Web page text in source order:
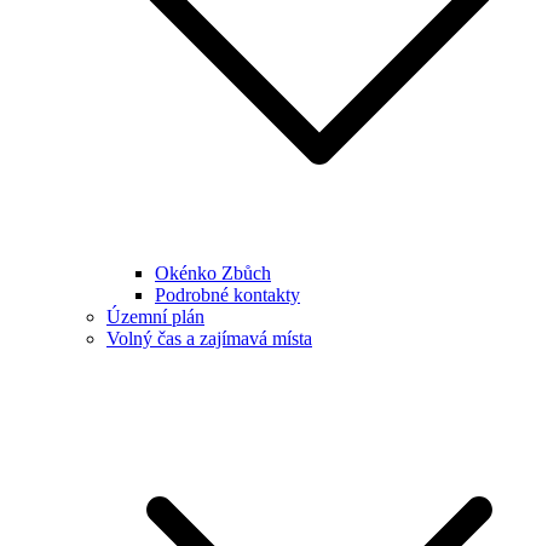
Okénko Zbůch
Podrobné kontakty
Územní plán
Volný čas a zajímavá místa